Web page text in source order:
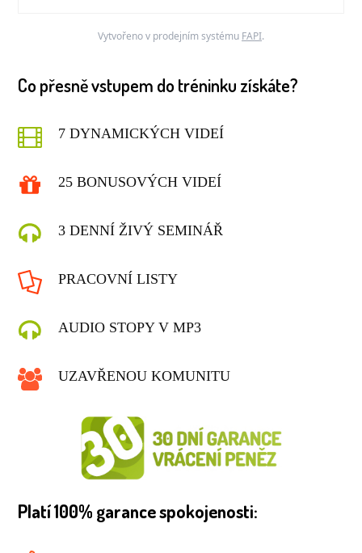
Vytvořeno v prodejním systému FAPI.
Co přesně vstupem do tréninku získáte?
7 DYNAMICKÝCH VIDEÍ
25 BONUSOVÝCH VIDEÍ
3 DENNÍ ŽIVÝ SEMINÁŘ
PRACOVNÍ LISTY
AUDIO STOPY V MP3
UZAVŘENOU KOMUNITU
Platí 100% garance spokojenosti: